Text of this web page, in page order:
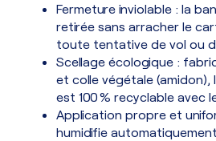
Fermeture inviolable : la
retirée sans arracher le
toute tentative de vol ou
Scellage écologique :
et colle végétale (amidon),
est 100 % recyclable avec
Application propre et
humidifie